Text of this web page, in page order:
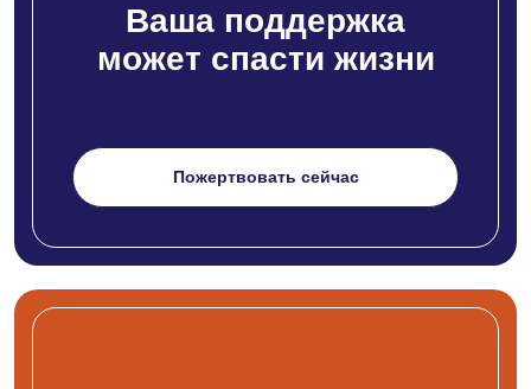
Ваша поддержка
может спасти жизни
Пожертвовать сейчас